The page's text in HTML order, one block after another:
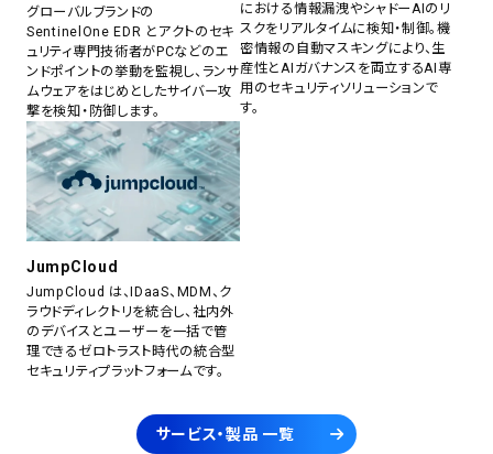
グローバルブランドの
SentinelOne EDR とアクトのセキ
ュリティ専門技術者がPCなどのエ
ンドポイントの挙動を監視し、ランサ
ムウェアをはじめとしたサイバー攻
撃を検知・防御します。
における情報漏洩やシャドーAIのリ
スクをリアルタイムに検知・制御。機
密情報の自動マスキングにより、生
産性とAIガバナンスを両立するAI専
用のセキュリティソリューションで
す。
JumpCloud
JumpCloud は、IDaaS、MDM、ク
ラウドディレクトリを統合し、社内外
のデバイスとユーザーを一括で管
理できるゼロトラスト時代の統合型
セキュリティプラットフォームです。
サービス・製品 一覧